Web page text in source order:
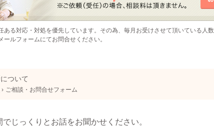
ある対応・対処を優先しています。その為、毎月お受けさせて頂いている人数
ールフォームにてお問合せください。
ついて
› ご相談・お問合せフォーム
じっくりとお話をお聞かせください。